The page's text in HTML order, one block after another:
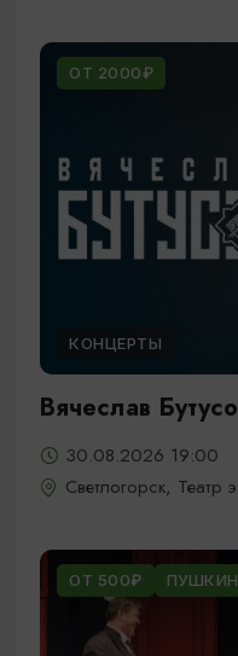
ОТ 2000₽
КОНЦЕРТЫ
Вячеслав
30.08.2026 19:00
Светлогорск, Театр
ОТ 500₽